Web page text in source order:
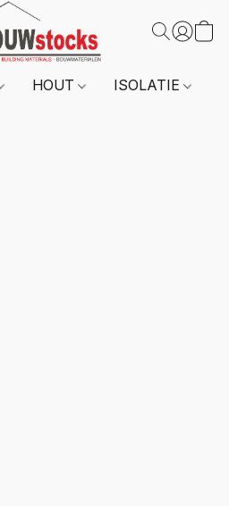
HOUT ISOLATIE